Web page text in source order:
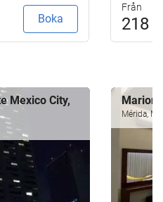
Boka
Från
218
Mexico City,
Mérida,